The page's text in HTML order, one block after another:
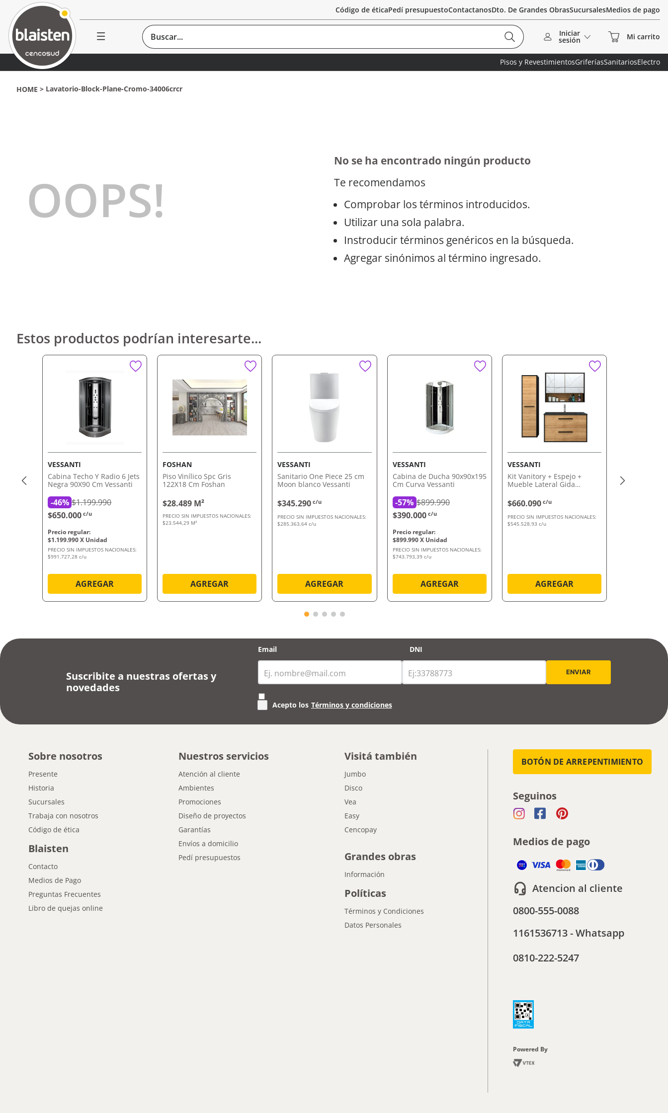
Código de éticaPedí presupuestoContactanosDto. De Grandes ObrasSucursalesMedios de pago
Buscar... Iniciar
sesión
Pisos y RevestimientosGriferíasSanitariosElectro
Lavatorio-Block-Plane-Cromo-34006crcr
OOPS!
No se ha encontrado ningún producto
Te recomendamos
Comprobar los términos introducidos.
Utilizar una sola palabra.
Instroducir términos genéricos en la búsqueda.
Agregar sinónimos al término ingresado.
Estos productos podrían interesarte...
VESSANTI
Cabina Techo Y Radio 6 Jets
Negra 90X90 Cm Vessanti
-46% $1.199.990
$650.000 c/u
$1.199.990
PRECIO SIN IMPUESTOS NACIONALES:
$991.727,28 c/u
AGREGAR
FOSHAN
Piso Vinílico Spc Gris
122X18 Cm Foshan
$28.489 M²
PRECIO SIN IMPUESTOS NACIONALES:
$23.544,29 M²
AGREGAR
VESSANTI
Sanitario One Piece 25 cm
Moon blanco Vessanti
$345.290 c/u
PRECIO SIN IMPUESTOS NACIONALES:
$285.363,64 c/u
AGREGAR
VESSANTI
Cabina de Ducha 90x90x195
Cm Curva Vessanti
-57% $899.990
$390.000 c/u
$899.990
PRECIO SIN IMPUESTOS NACIONALES:
$743.793,39 c/u
AGREGAR
VESSANTI
Kit Vanitory + Espejo +
Mueble Lateral Gida
$660.090 c/u
PRECIO SIN IMPUESTOS NACIONALES:
$545.528,93 c/u
AGREGAR
Suscribite a nuestras ofertas y
novedades
Email DNI
Acepto los Términos y condiciones
Sobre nosotros
Presente
Historia
Sucursales
Trabaja con nosotros
Código de ética
Blaisten
Contacto
Medios de Pago
Preguntas Frecuentes
Libro de quejas online
Nuestros servicios
Atención al cliente
Ambientes
Promociones
Diseño de proyectos
Garantías
Envíos a domicilio
Pedí presupuestos
Visitá también
Jumbo
Disco
Vea
Easy
Cencopay
Grandes obras
Información
Políticas
Términos y Condiciones
Datos Personales
BOTÓN DE ARREPENTIMIENTO
Seguinos
Medios de pago
Atencion al cliente
0800-555-0088
1161536713 - Whatsapp
0810-222-5247
Powered By